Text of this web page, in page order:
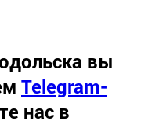
вы
Telegram-
нас в